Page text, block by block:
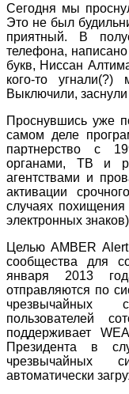
Сегодня мы
Это не был
приятный. В
телефона,
букв, Ниссан
кого-то
Выключили, заснули
Проснувшись уже
самом деле
партнерство c
органами, ТВ и
агентствами и
активации
случаях
электронных
Целью AMBER
сообщества для
января 2013
отправляются по
чрезвычайных
пользователей
поддерживает
Президента в
чрезвычайных
автоматически